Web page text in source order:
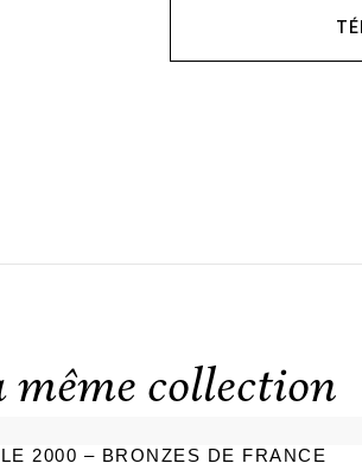
même collection
2000 – BRONZES DE FRANCE